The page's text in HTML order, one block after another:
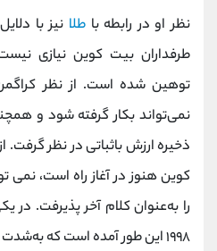
نظر او در رابطه با طلا نیز با
طرفداران بیت کوین نیازی
توهین شده است. از نظر
نمی‌تواند بکار گرفته شود و
ذخیره ارزش باثباتی در نظر گرفت.
کوین هنوز در آغاز راه است،
را به‌عنوان کلام آخر پذیرفت.
۱۹۹۸ این طور آمده است که